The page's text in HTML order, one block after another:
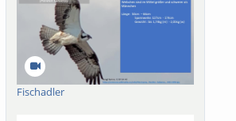
Fischadler